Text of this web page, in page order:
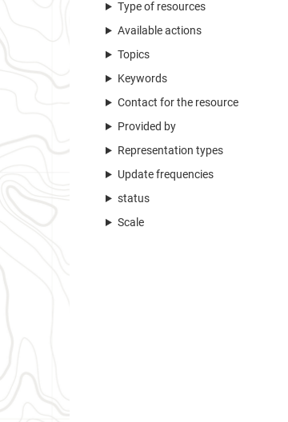
Type of resources
Available actions
Topics
Keywords
Contact for the resource
Provided by
Representation types
Update frequencies
status
Scale